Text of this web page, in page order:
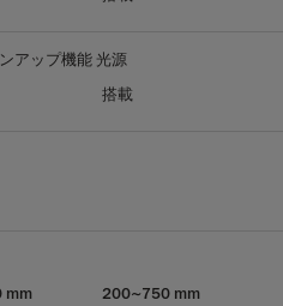
アップ機能 光源
搭載
mm 200~750 mm